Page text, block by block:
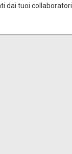
dai tuoi collaboratori.